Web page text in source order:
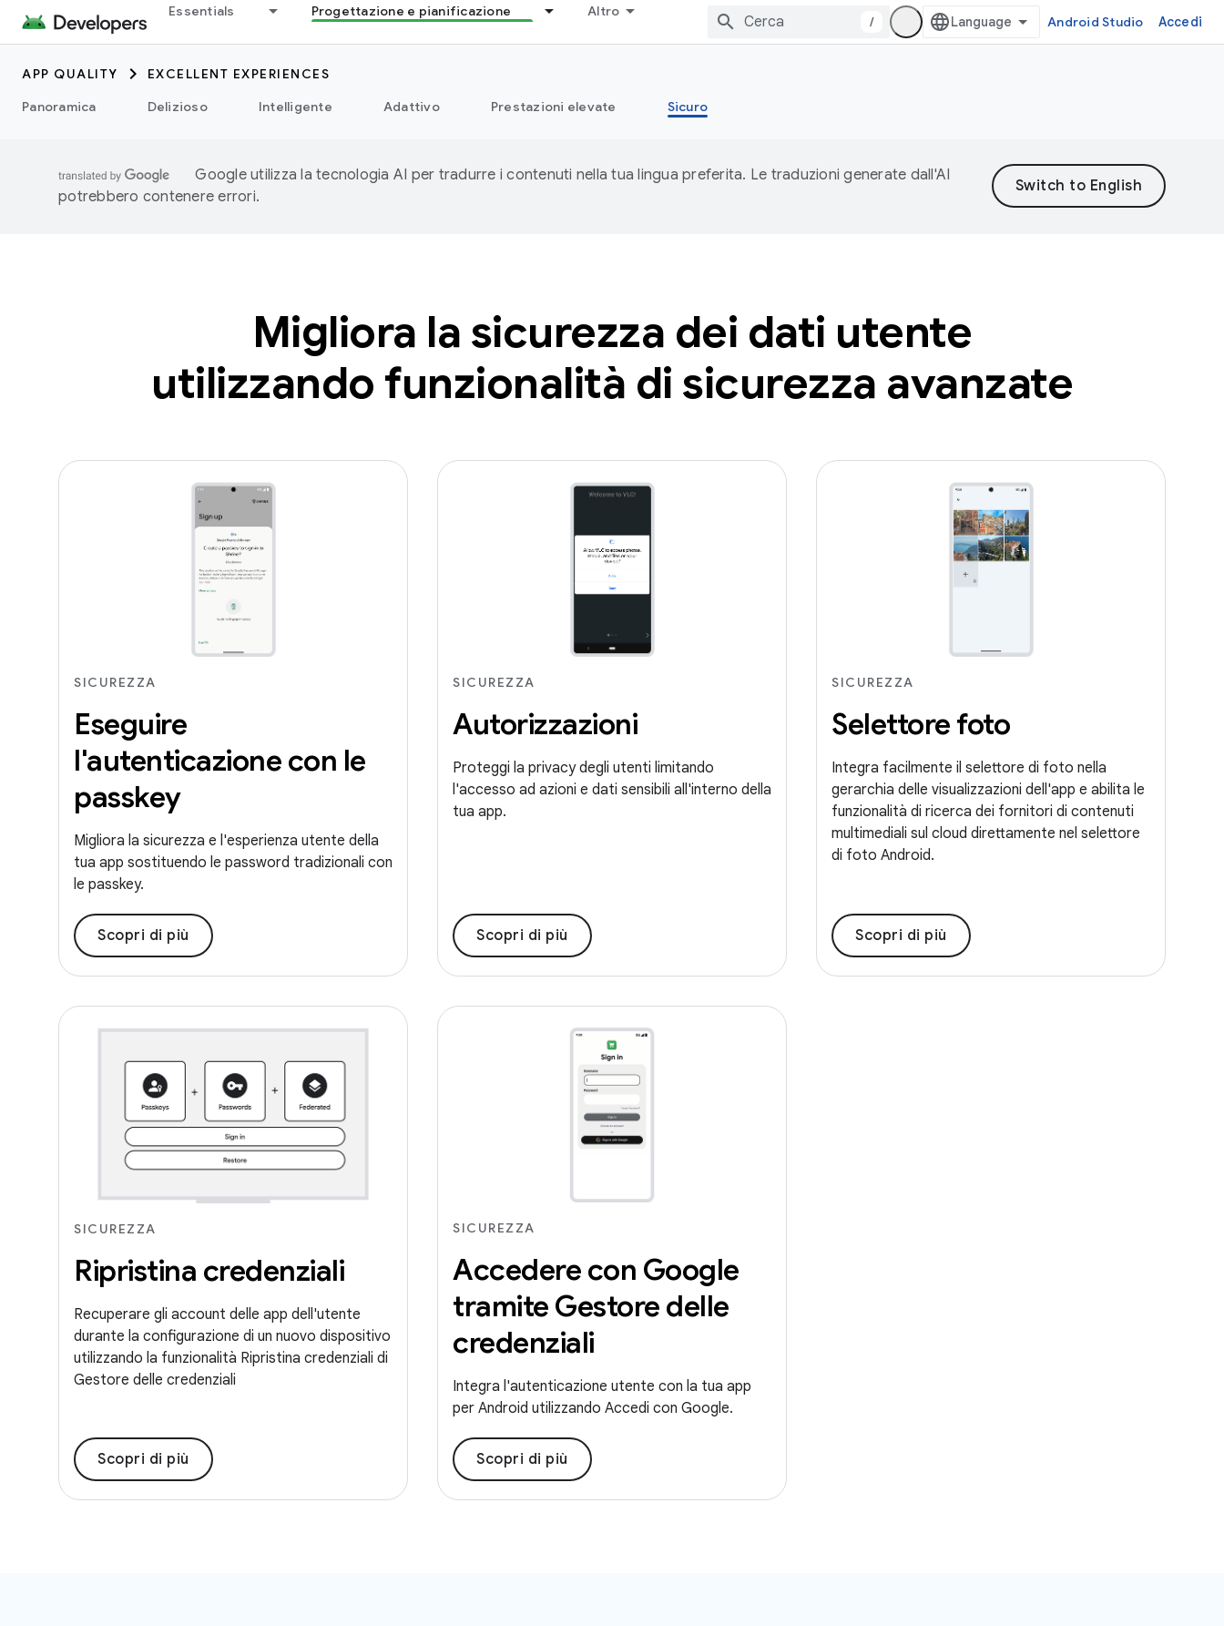
Essentials Progettazione e pianificazione Altro
/ Android Studio Accedi
APP QUALITY
EXCELLENT EXPERIENCES
Panoramica
Delizioso Intelligente Adattivo Prestazioni elevate Sicuro
Google utilizza la tecnologia AI per tradurre i contenuti nella tua lingua preferita. Le traduzioni generate dall'AI
potrebbero contenere errori.
Migliora la sicurezza dei dati utente
utilizzando funzionalità di sicurezza avanzate
SICUREZZA
Eseguire
l'autenticazione con le
passkey
Migliora la sicurezza e l'esperienza utente della
tua app sostituendo le password tradizionali con
le passkey.
Scopri di più
SICUREZZA
Autorizzazioni
Proteggi la privacy degli utenti limitando
l'accesso ad azioni e dati sensibili all'interno della
tua app.
Scopri di più
SICUREZZA
Selettore foto
Integra facilmente il selettore di foto nella
gerarchia delle visualizzazioni dell'app e abilita le
funzionalità di ricerca dei fornitori di contenuti
multimediali sul cloud direttamente nel selettore
di foto Android.
Scopri di più
SICUREZZA
Ripristina credenziali
Recuperare gli account delle app dell'utente
durante la configurazione di un nuovo dispositivo
utilizzando la funzionalità Ripristina credenziali di
Gestore delle credenziali
Scopri di più
SICUREZZA
Accedere con Google
tramite Gestore delle
credenziali
Integra l'autenticazione utente con la tua app
per Android utilizzando Accedi con Google.
Scopri di più